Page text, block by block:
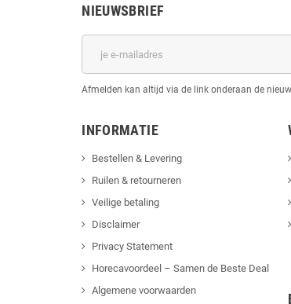
NIEUWSBRIEF
Afmelden kan altijd via de link onderaan de
INFORMATIE
Bestellen & Levering
Ruilen & retourneren
Veilige betaling
Disclaimer
Privacy Statement
Horecavoordeel – Samen de Beste Deal
Algemene voorwaarden